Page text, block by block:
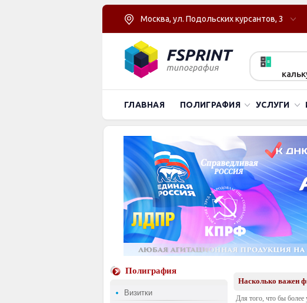
Москва, ул. Подольских курсантов, 3
ГЛАВНАЯ ПОЛИГРАФИЯ УСЛУГИ
Полиграфия
Визитки
Насколько важен
Для того, что бы